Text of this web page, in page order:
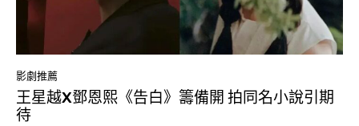
影劇推薦
王星越X鄧恩熙《告白》籌備開 拍同名小說引期
待